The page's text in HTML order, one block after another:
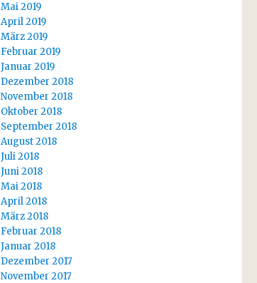
Mai 2019
April 2019
März 2019
Februar 2019
Januar 2019
Dezember 2018
November 2018
Oktober 2018
September 2018
August 2018
Juli 2018
Juni 2018
Mai 2018
April 2018
März 2018
Februar 2018
Januar 2018
Dezember 2017
November 2017